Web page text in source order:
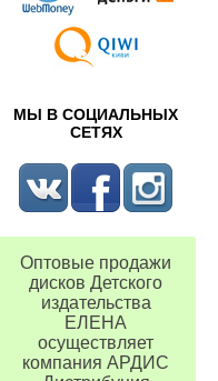
МЫ В СОЦИАЛЬНЫХ
СЕТЯХ
Оптовые продажи
дисков Детского
издательства
ЕЛЕНА
осуществляет
компания АРДИС